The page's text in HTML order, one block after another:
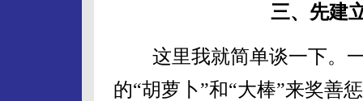
三、先建
这里我就简单谈一下。一
的“胡萝卜”和“大棒”来奖善